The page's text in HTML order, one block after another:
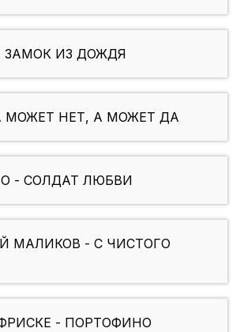
ЗАМОК ИЗ ДОЖДЯ
МОЖЕТ НЕТ, А МОЖЕТ ДА
- СОЛДАТ ЛЮБВИ
МАЛИКОВ - С ЧИСТОГО
- ПОРТОФИНО